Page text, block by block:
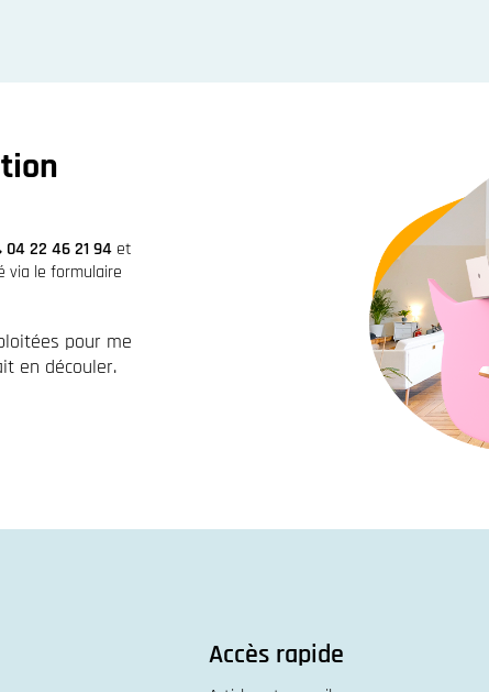
04 22 46 21 94 et
via le formulaire
pour me
en découler.
Accès rapide